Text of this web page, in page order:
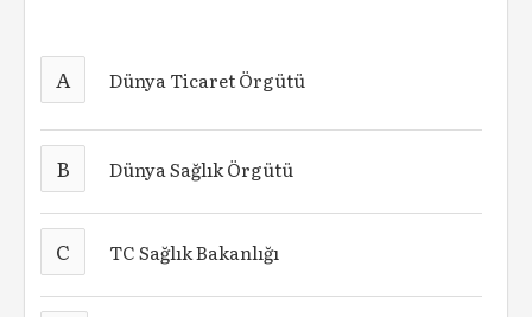
A Dünya Ticaret Örgütü
B Dünya Sağlık Örgütü
C TC Sağlık Bakanlığı